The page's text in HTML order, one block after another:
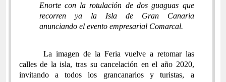
Enorte con la rotulación de dos guaguas que
recorren ya la Isla de Gran Canaria
anunciando el evento empresarial Comarcal.
La imagen de la Feria vuelve a retomar las
calles de la isla, tras su cancelación en el año 2020,
invitando a todos los grancanarios y turistas, a